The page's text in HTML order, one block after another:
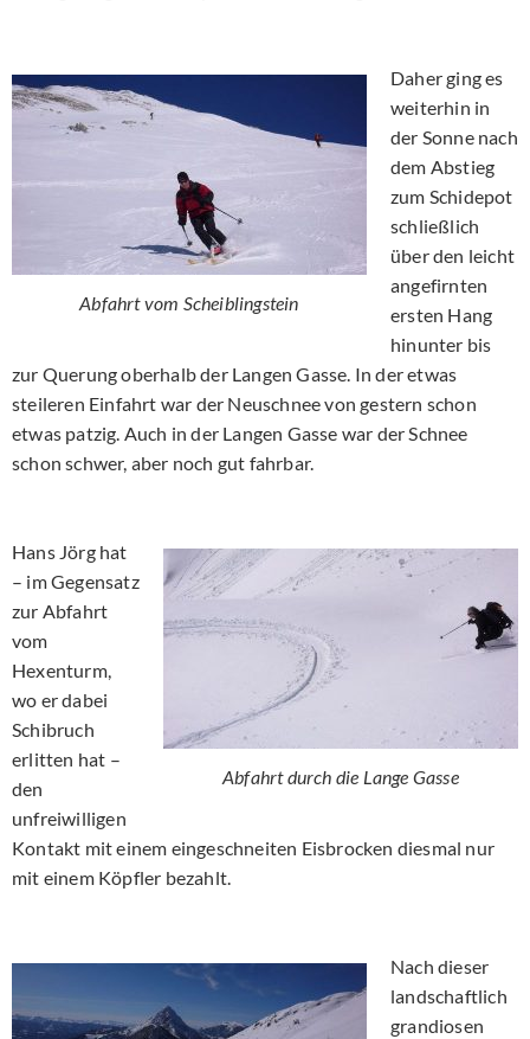
Abfahrt vom Scheiblingstein
Daher ging es
weiterhin in
der Sonne nach
dem Abstieg
zum Schidepot
schließlich
über den leicht
angefirnten
ersten Hang
hinunter bis
zur Querung oberhalb der Langen Gasse. In der etwas
steileren Einfahrt war der Neuschnee von gestern schon
etwas patzig. Auch in der Langen Gasse war der Schnee
schon schwer, aber noch gut fahrbar.
Abfahrt durch die Lange Gasse
Hans Jörg hat
– im Gegensatz
zur Abfahrt
vom
Hexenturm,
wo er dabei
Schibruch
erlitten hat –
den
unfreiwilligen
Kontakt mit einem eingeschneiten Eisbrocken diesmal nur
mit einem Köpfler bezahlt.
Nach dieser
landschaftlich
grandiosen